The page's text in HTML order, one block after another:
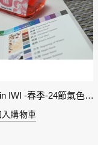
6-穀雨 Grain Rain IWI -春季-24節氣色澤鋼筆墨水
入購物車